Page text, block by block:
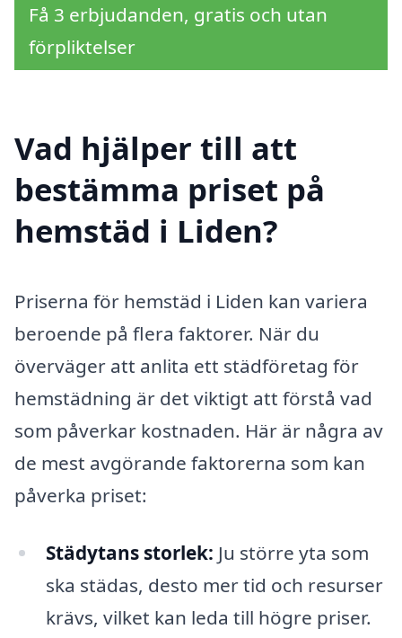
Få 3 erbjudanden, gratis och utan
förpliktelser
Vad hjälper till att
bestämma priset på
hemstäd i Liden?
Priserna för hemstäd i Liden kan variera
beroende på flera faktorer. När du
överväger att anlita ett städföretag för
hemstädning är det viktigt att förstå vad
som påverkar kostnaden. Här är några av
de mest avgörande faktorerna som kan
påverka priset:
Städytans storlek: Ju större yta som
ska städas, desto mer tid och resurser
krävs, vilket kan leda till högre priser.